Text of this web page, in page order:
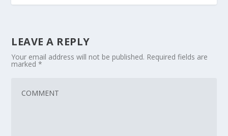
LEAVE A REPLY
Your email address will not be published. Required fields are
marked*